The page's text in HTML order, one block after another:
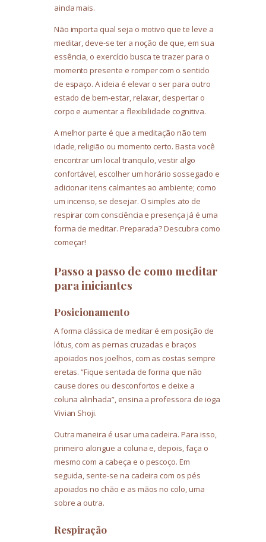
ainda mais.
Não importa qual seja o motivo que te leve a
meditar, deve-se ter a noção de que, em sua
essência, o exercício busca te trazer para o
momento presente e romper com o sentido
de espaço. A ideia é elevar o ser para outro
estado de bem-estar, relaxar, despertar o
corpo e aumentar a flexibilidade cognitiva.
A melhor parte é que a meditação não tem
idade, religião ou momento certo. Basta você
encontrar um local tranquilo, vestir algo
confortável, escolher um horário sossegado e
adicionar itens calmantes ao ambiente; como
um incenso, se desejar. O simples ato de
respirar com consciência e presença já é uma
forma de meditar. Preparada? Descubra como
começar!
Passo a passo de como meditar
para iniciantes
Posicionamento
A forma clássica de meditar é em posição de
lótus, com as pernas cruzadas e braços
apoiados nos joelhos, com as costas sempre
eretas. “Fique sentada de forma que não
cause dores ou desconfortos e deixe a
coluna alinhada”, ensina a professora de ioga
Vivian Shoji.
Outra maneira é usar uma cadeira. Para isso,
primeiro alongue a coluna e, depois, faça o
mesmo com a cabeça e o pescoço. Em
seguida, sente-se na cadeira com os pés
apoiados no chão e as mãos no colo, uma
sobre a outra.
Respiração